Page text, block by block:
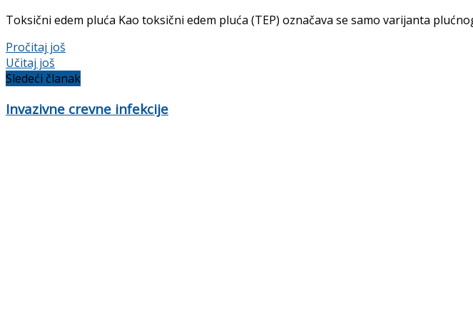
Toksični edem pluća Kao toksični edem pluća (TEP) označava se samo varijanta
Pročitaj još
Učitaj još
Sledeći članak
Invazivne crevne infekcije